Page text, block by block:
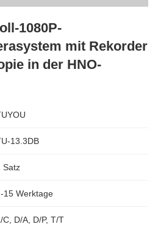
1080P-
mit Rekorder
in der HNO-
13.3DB
Satz
15 Werktage
C, D/A, D/P, T/T